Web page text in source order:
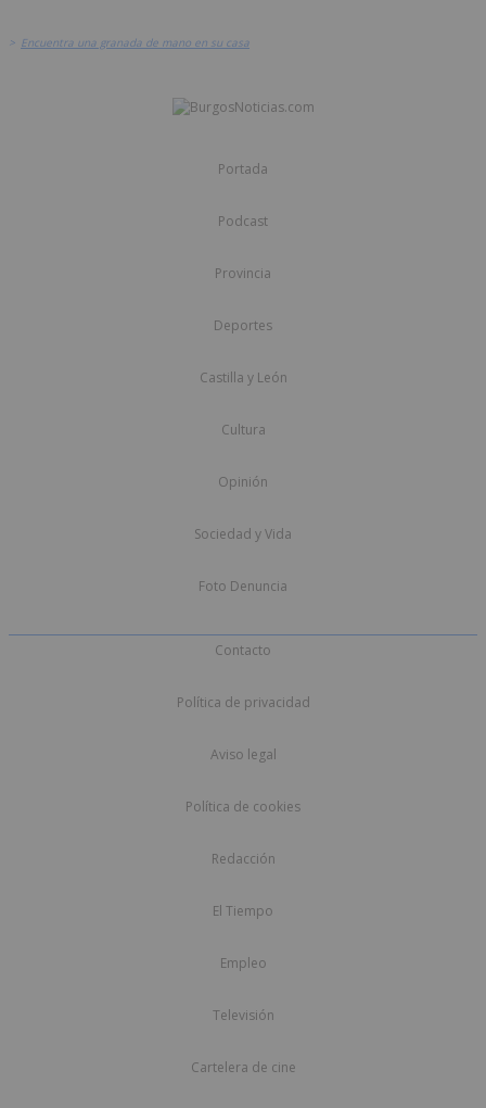
> Encuentra una granada de mano en su casa
Portada
Podcast
Provincia
Deportes
Castilla y León
Cultura
Opinión
Sociedad y Vida
Foto Denuncia
Contacto
Política de privacidad
Aviso legal
Política de cookies
Redacción
El Tiempo
Empleo
Televisión
Cartelera de cine